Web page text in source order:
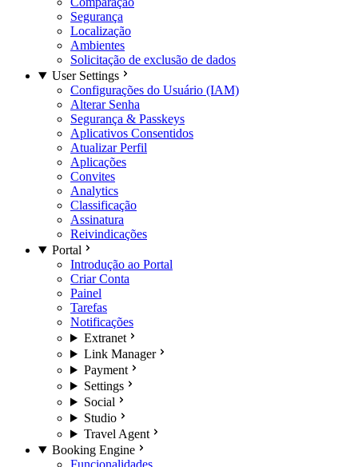
Segurança
Localização
Ambientes
Solicitação de exclusão de dados
User Settings
Configurações do Usuário (IAM)
Alterar Senha
Segurança & Passkeys
Aplicativos Consentidos
Atualizar Perfil
Aplicações
Convites
Analytics
Classificação
Assinatura
Reivindicações
Portal
Introdução ao Portal
Criar Conta
Painel
Tarefas
Notificações
Extranet
Link Manager
Payment
Settings
Social
Studio
Travel Agent
Booking Engine
Funcionalidades